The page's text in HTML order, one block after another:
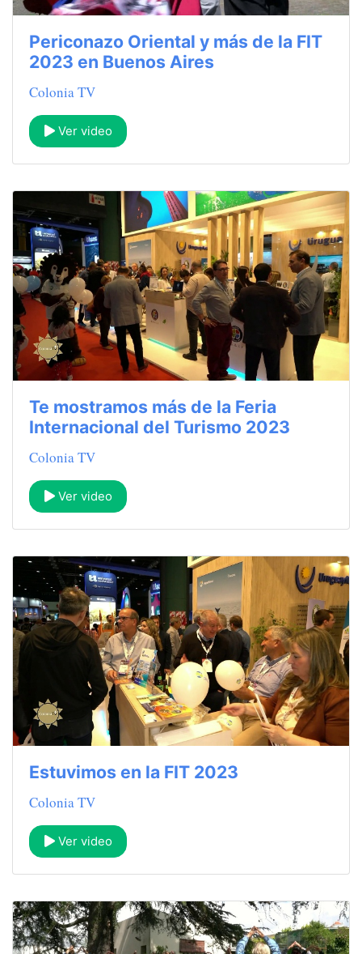
Periconazo Oriental y más de la FIT
2023 en Buenos Aires
Colonia TV
Ver video
Te mostramos más de la Feria
Internacional del Turismo 2023
Colonia TV
Ver video
Estuvimos en la FIT 2023
Colonia TV
Ver video